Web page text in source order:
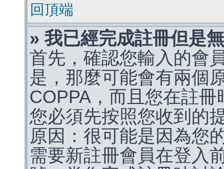
回頂端
» 我已經完成註冊但是
首先，確認您輸入的會
是，那麼可能會有兩個
COPPA，而且您在註
您必須先按照您收到的
原因：很可能是因為您
需要新註冊會員在登入